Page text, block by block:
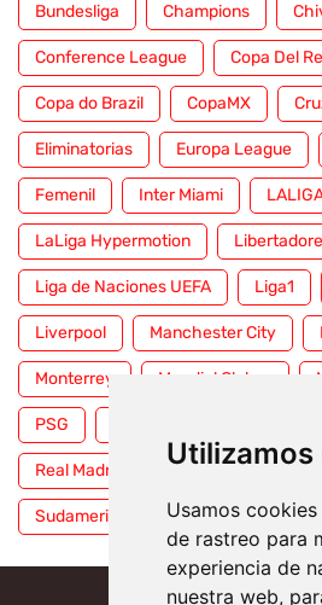
Usamos
de rastreo para
experiencia de
nuestra web,
Bundesliga Champions
Conference League Copa Del
Copa do Brazil CopaMX
Eliminatorias Europa League
Femenil Inter Miami
LaLiga Hypermotion
Liga de Naciones UEFA Liga1
Liverpool Manchester City
Monterrey Mundial Clubes
PSG
Real Madrid Selección Mexicana
Sudamericana Tigres